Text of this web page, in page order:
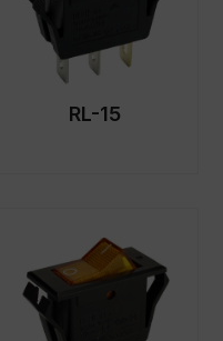
RL-15